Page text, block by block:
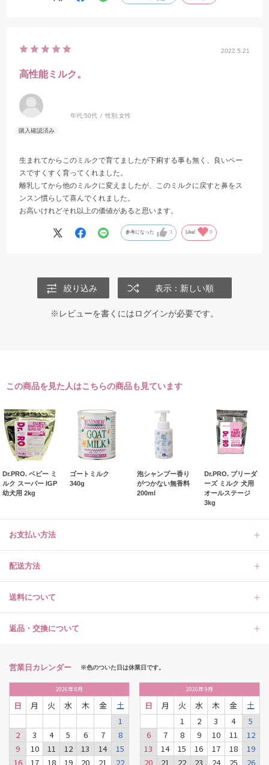
2022.5.21
高性能ミルク。
年代:50代 性別:女性
生まれてからこのミルクで育てましたが下痢する事も無く、良いペー
スですくすく育ってくれました。
離乳してから他のミルクに変えましたが、このミルクに戻すと鼻をス
ンスン慣らして喜んでくれました。
お高いけれどそれ以上の価値があると思います。
参考になった 1 Like! 0
絞り込み 表示：新しい順
※レビューを書くにはログインが必要です。
この商品を見た人はこちらの商品も見ています
Dr.PRO. ベビー ミ
ルク スーパー IGP
幼犬用 2kg
ゴートミルク
340g
泡シャンプー香り
がつかない無香料
200ml
Dr.PRO. ブリーダ
ーズ ミルク 犬用
オールステージ
3kg
お支払い方法
配送方法
送料について
返品・交換について
営業日カレンダー ※色のついた日は休業日です。
2026年8月
日 月 火 水 木 金
土
1
2
3 4 5 6 7
8
9
10 11 12 13 14
15
16
17 18 19 20 21 22
2026年9月
日 月 火 水 木 金
土
1
2 3 4
5
6
7 8 9 10 11
12
13
14 15 16 17 18
19
20
21 22 23 24 25 26